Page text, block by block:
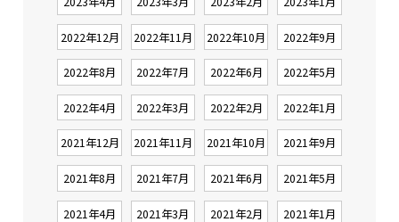
2022年12月 2022年11月 2022年10月 2022年9月
2022年8月 2022年7月 2022年6月 2022年5月
2022年4月 2022年3月 2022年2月 2022年1月
2021年12月 2021年11月 2021年10月 2021年9月
2021年8月 2021年7月 2021年6月 2021年5月
2021年4月 2021年3月 2021年2月 2021年1月